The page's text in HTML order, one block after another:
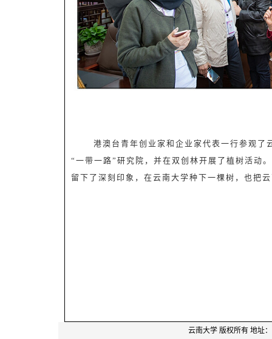
港澳台青年创业家和企业家代表一行参观了
“一带一路”研究院，并在双创林开展了植树活动
留下了深刻印象，在云南大学种下一棵树，也把
云南大学 版权所有 地址